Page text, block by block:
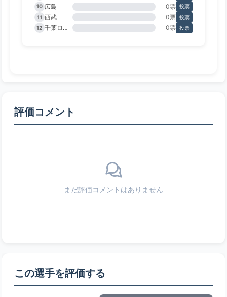
10 広島 0票 投票
11 西武 0票 投票
12
千葉ロッテ 0票 投票
評価コメント
まだ評価コメントはありません
この選手を評価する